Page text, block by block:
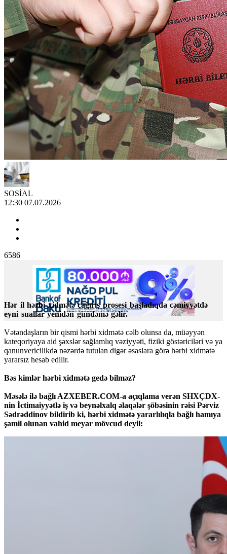
SOSİAL
12:30 07.07.2026
6586
Hər il hərbi xidmətə çağırış prosesi başladıqda cəmiyyətdə
eyni suallar yenidən gündəmə gəlir.
Vətəndaşların bir qismi hərbi xidmətə cəlb olunsa da, müəyyən
kateqoriyaya aid şəxslər sağlamlıq vəziyyəti, fiziki göstəriciləri və ya
qanunvericilikdə nəzərdə tutulan digər əsaslara görə hərbi xidmətə
yararsız hesab edilir.
Bəs kimlər hərbi xidmətə gedə bilməz?
Məsələ ilə bağlı AZXEBER.COM-a açıqlama verən SHXÇDX-
nin İctimaiyyətlə iş və beynəlxalq əlaqələr şöbəsinin rəisi Pərviz
Sədrəddinov bildirib ki, hərbi xidmətə yararlılıqla bağlı hamıya
şamil olunan vahid meyar mövcud deyil: